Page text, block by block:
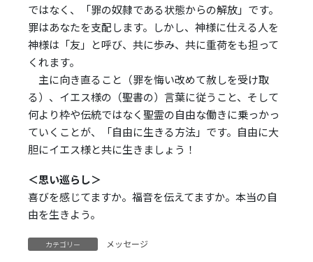
ではなく、「罪の奴隷である状態からの解放」です。
罪はあなたを支配します。しかし、神様に仕える人を
神様は「友」と呼び、共に歩み、共に重荷をも担って
くれます。
主に向き直ること（罪を悔い改めて赦しを受け取
る）、イエス様の（聖書の）言葉に従うこと、そして
何より枠や伝統ではなく聖霊の自由な働きに乗っかっ
ていくことが、「自由に生きる方法」です。自由に大
胆にイエス様と共に生きましょう！
＜思い巡らし＞
喜びを感じてますか。福音を伝えてますか。本当の自
由を生きよう。
カテゴリー メッセージ